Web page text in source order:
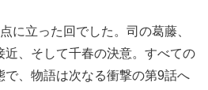
に立った回でした。司の葛藤、
近、そして千春の決意。すべての
で、物語は次なる衝撃の第9話へ